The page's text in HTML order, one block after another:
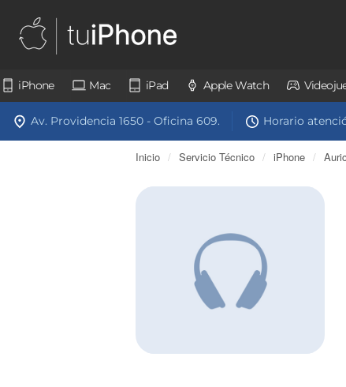
iPhone Mac iPad Apple Watch
Av. Providencia 1650 - Oficina 609. Horario
Inicio / Servicio Técnico / iPhone /